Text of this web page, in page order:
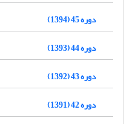
دوره 45 (1394)
دوره 44 (1393)
دوره 43 (1392)
دوره 42 (1391)